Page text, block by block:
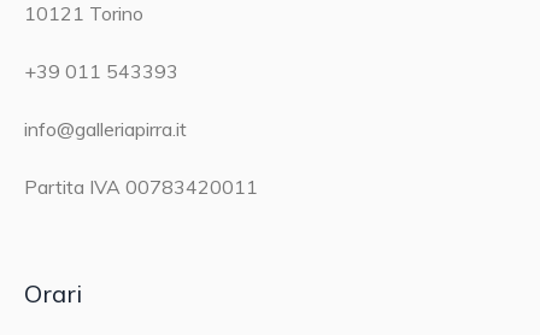
10121 Torino
+39 011 543393
info@galleriapirra.it
Partita IVA 00783420011
Orari